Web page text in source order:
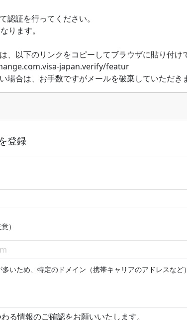
認証を行ってください。
ります。
、以下のリンクをコピーしてブラウザに貼り付け
japan.verify/featur
場合は、お手数ですがメールを破棄していただき
登録
）
いため、特定のドメイン（携帯キャリアのアドレスな